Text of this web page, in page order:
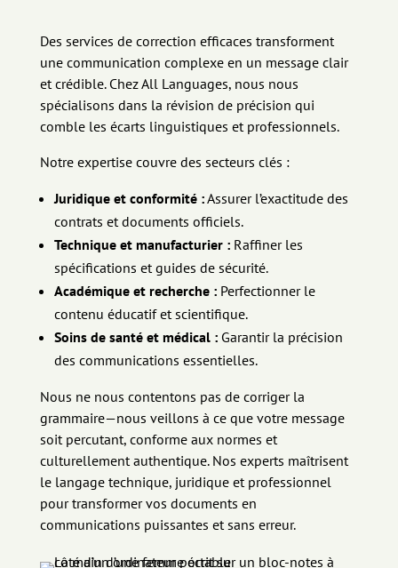
Des services de correction efficaces transforment
une communication complexe en un message clair
et crédible. Chez All Languages, nous nous
spécialisons dans la révision de précision qui
comble les écarts linguistiques et professionnels.
Notre expertise couvre des secteurs clés :
Juridique et conformité :Assurer l’exactitude des
contrats et documents officiels.
Technique et manufacturier :Raffiner les
spécifications et guides de sécurité.
Académique et recherche :Perfectionner le
contenu éducatif et scientifique.
Soins de santé et médical :Garantir la précision
des communications essentielles.
Nous ne nous contentons pas de corrigerla
grammaire—nous veillons à ceque votremessage
soit percutant, conformeaux normes et
culturellement authentique. Nos experts maîtrisent
le langagetechnique, juridiqueet professionnel
pour transformervos documents en
communications puissantes et sans erreur.